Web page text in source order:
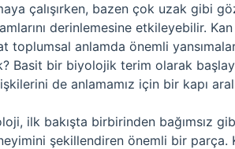
çalışırken, bazen çok uzak gibi
derinlemesine etkileyebilir.
toplumsal anlamda önemli
Basit bir biyolojik terim olarak
de anlamamız için bir kapı
ilk bakışta birbirinden bağımsız
şekillendiren önemli bir